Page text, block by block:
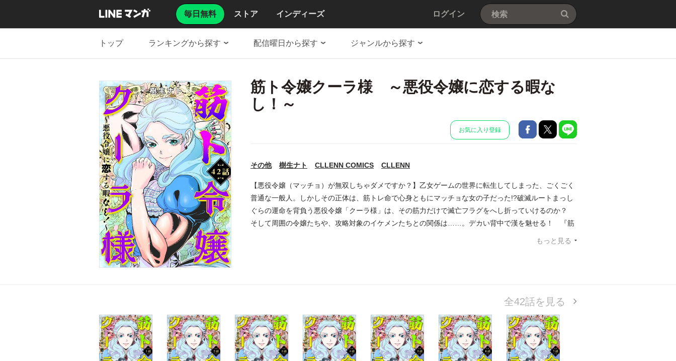
毎日無料 ストア インディーズ ログイン
トップ ランキングから探す 配信曜日から探す ジャンルから探す
筋ト令嬢クーラ様 ～悪役令嬢に恋する暇な
し！～
お気に入り登録
その他 樹生ナト CLLENN COMICS CLLENN
【悪役令嬢（マッチョ）が無双しちゃダメですか？】乙女ゲームの世界に転生してしまった、ごくごく
普通な一般人。しかしその正体は、筋トレ命で心身ともにマッチョな女の子だった!?破滅ルートまっし
ぐらの運命を背負う悪役令嬢「クーラ様」は、その筋力だけで滅亡フラグをへし折っていけるのか？
そして周囲の令嬢たちや、攻略対象のイケメンたちとの関係は……。デカい背中で漢を魅せる！ 『筋
もっと見る
全42話を見る